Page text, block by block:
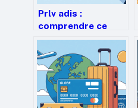
Prlv adis :
comprendre ce
prélèvement et
comment réagir